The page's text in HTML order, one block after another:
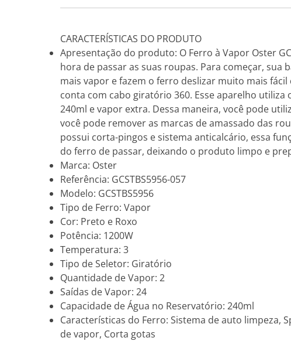
CARACTERÍSTICAS DO PRODUTO
Apresentação do produto: O Ferro à Vapor Oster
hora de passar as suas roupas. Para começar,
mais vapor e fazem o ferro deslizar muito mais
conta com cabo giratório 360. Esse aparelho
240ml e vapor extra. Dessa maneira, você pode
você pode remover as marcas de amassado das
possui corta-pingos e sistema anticalcário, essa
do ferro de passar, deixando o produto limpo e
Marca: Oster
Referência: GCSTBS5956-057
Modelo: GCSTBS5956
Tipo de Ferro: Vapor
Cor: Preto e Roxo
Potência: 1200W
Temperatura: 3
Tipo de Seletor: Giratório
Quantidade de Vapor: 2
Saídas de Vapor: 24
Capacidade de Água no Reservatório: 240ml
Características do Ferro: Sistema de auto limpeza,
de vapor, Corta gotas